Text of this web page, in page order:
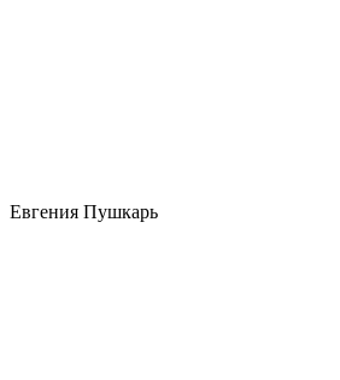
Евгения Пушкарь